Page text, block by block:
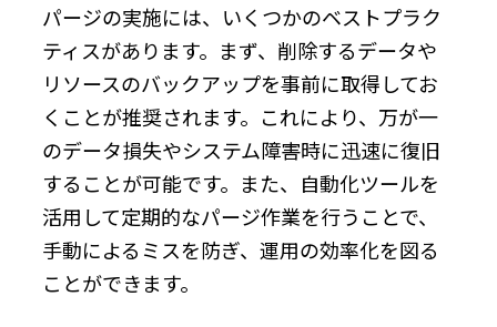
パージの実施には、いくつかのベストプラク
ティスがあります。まず、削除するデータや
リソースのバックアップを事前に取得してお
くことが推奨されます。これにより、万が一
のデータ損失やシステム障害時に迅速に復旧
することが可能です。また、自動化ツールを
活用して定期的なパージ作業を行うことで、
手動によるミスを防ぎ、運用の効率化を図る
ことができます。